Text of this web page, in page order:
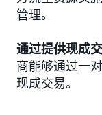
管理。
通过提供现成
商能够通过一
现成交易。